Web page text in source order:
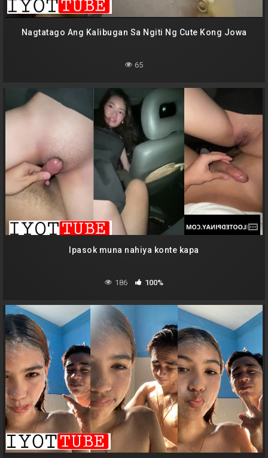
Nagtatago Ang Kalibugan Sa Ngiti Ng Cute Kong Jowa
65
Ipasok muna nahiya konte kapa
186 100%